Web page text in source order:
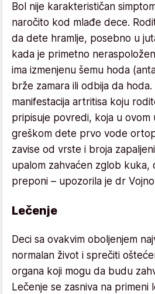
Bol nije karakterističan
naročito kod mlađe dece.
da dete hramlje, posebno u
kada je primetno
ima izmenjenu šemu hoda
brže zamara ili odbija da
manifestacija artritisa koju
pripisuje povredi, koja u ovom
greškom dete prvo vode
zavise od vrste i broja
upalom zahvaćen zglob kuka,
preponi – upozorila je dr
Lečenje
Deci sa ovakvim oboljenjem
normalan život i sprečiti
organa koji mogu da budu
Lečenje se zasniva na primeni